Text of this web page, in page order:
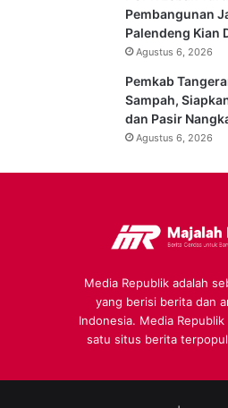
Pembangunan
Palendeng Kian
Agustus 6, 2026
Pemkab
Sampah,
dan Pasir
Agustus 6, 2026
Media Republik adalah
yang berisi berita dan
Indonesia. Media
satu situs berita